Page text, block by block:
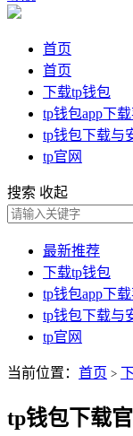
首页
首页
下载tp钱包
tp钱包app下
tp钱包下载与
tp官网
搜索 收起
最新推荐
下载tp钱包
tp钱包app下
tp钱包下载与
tp官网
当前位置： 首页 >
tp钱包下载